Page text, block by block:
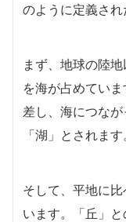
のように定義さ
まず、地球の陸
を海が占めてい
差し、海につな
「湖」とされます
そして、平地に
います。「丘」